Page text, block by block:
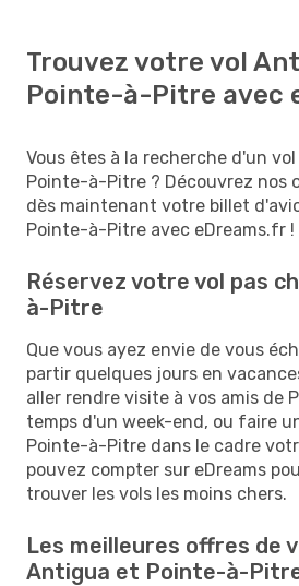
Trouvez votre vol
Pointe-à-Pitre avec
Vous êtes à la recherche d'un
Pointe-à-Pitre ? Découvrez nos
dès maintenant votre billet
Pointe-à-Pitre avec eDreams.fr !
Réservez votre vol pas
à-Pitre
Que vous ayez envie de vous
partir quelques jours en
aller rendre visite à vos amis de
temps d'un week-end, ou faire
Pointe-à-Pitre dans le cadre
pouvez compter sur eDreams
trouver les vols les moins chers.
Les meilleures offres de
Antigua et Pointe-à-